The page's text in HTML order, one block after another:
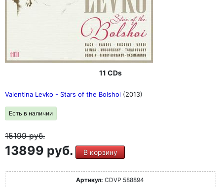
11 CDs
Valentina Levko - Stars of the Bolshoi (2013)
Есть в наличии
15199руб.
13899 руб. В корзину
Артикул: CDVP 588894